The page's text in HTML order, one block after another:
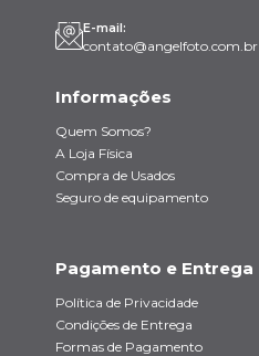
E-mail:
contato@angelfoto.com.br
Informações
Quem Somos?
A Loja Física
Compra de Usados
Seguro de equipamento
Pagamento e Entrega
Política de Privacidade
Condições de Entrega
Formas de Pagamento